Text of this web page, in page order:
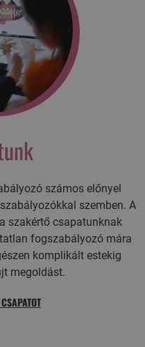
számos előnyel
szemben. A
szakértő csapatunknak
fogszabályozó mára
komplikált estekig
megoldást.